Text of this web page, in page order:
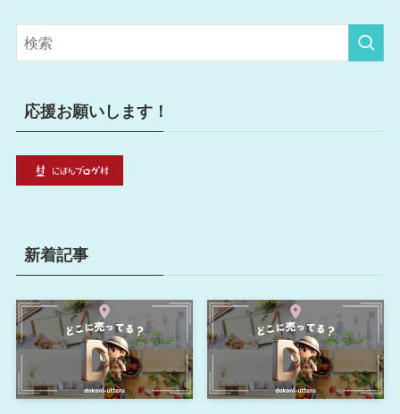
リ
ー
応援お願いします！
新着記事